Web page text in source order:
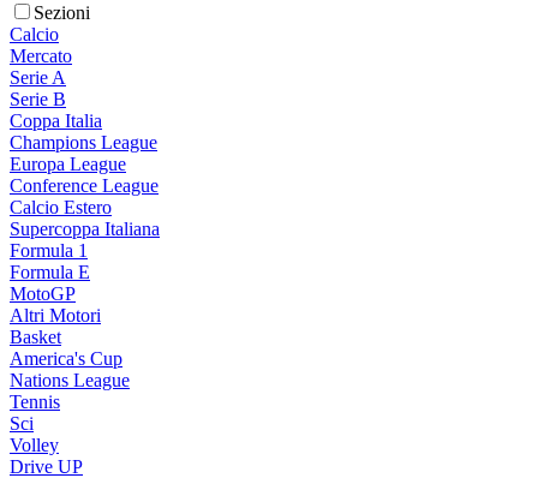
Sezioni
Calcio
Mercato
Serie A
Serie B
Coppa Italia
Champions League
Europa League
Conference League
Calcio Estero
Supercoppa Italiana
Formula 1
Formula E
MotoGP
Altri Motori
Basket
America's Cup
Nations League
Tennis
Sci
Volley
Drive UP